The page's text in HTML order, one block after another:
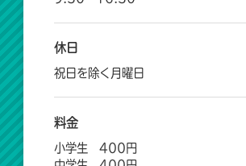
休日
祝日を除く月曜日
料金
小学生 400円